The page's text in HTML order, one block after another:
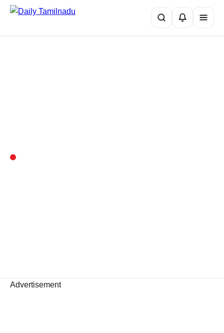
5ஜி: 8,000 mAh பேட்டரியுடன் அசத்தல் அறிமுகம்!
Advertisement